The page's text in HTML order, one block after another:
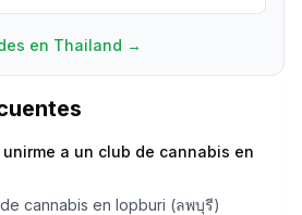
en Thailand →
a un club de cannabis en
cannabis en lopburi (ลพบุรี)